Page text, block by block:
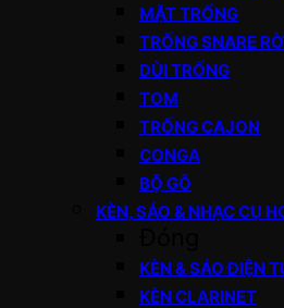
MẶT TRỐNG
TRỐNG SNARE
DÙI TRỐNG
TOM
TRỐNG CAJON
CONGA
BỘ GÕ
KÈN, SÁO & NHẠC CỤ
KÈN & SÁO ĐIỆN
KÈN CLARINET